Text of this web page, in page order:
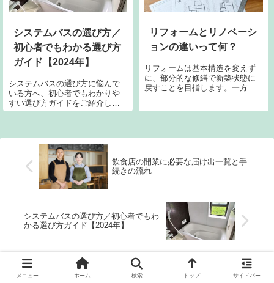
システムバスの選び方／
初心者でもわかる選び方
ガイド【2024年】
システムバスの選び方に悩んで
いる方へ、初心者でもわかりや
すい選び方ガイドをご紹介しま
す。2024年の最新情報をもと
に解説。このガイドを読むこと
で、自分にぴったりのシステム
バスを見つける...
リフォームとリノベーシ
ョンの違いって何？
リフォームは基本構造を変えず
に、部分的な修繕で新築状態に
戻すことを目指します。一方、
ます。
飲食店の開業に必要な届け出一覧と手
続きの流れ
システムバスの選び方／初心者でもわ
かる選び方ガイド【2024年】
メニュー ホーム 検索 トップ サイドバー